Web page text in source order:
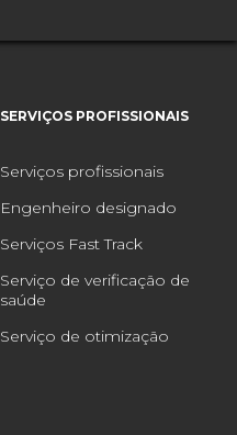
SERVIÇOS PROFISSIONAIS
Serviços profissionais
Engenheiro designado
Serviços Fast Track
Serviço de verificação de
saúde
Serviço de otimização